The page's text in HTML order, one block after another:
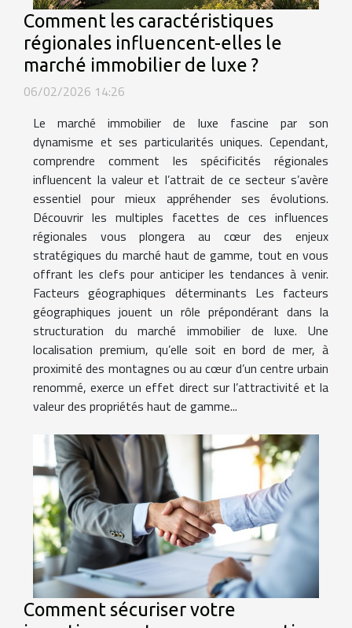
Comment les caractéristiques
régionales influencent-elles le
marché immobilier de luxe ?
06/02/2026 14:26
Le marché immobilier de luxe fascine par son
dynamisme et ses particularités uniques. Cependant,
comprendre comment les spécificités régionales
influencent la valeur et l’attrait de ce secteur s’avère
essentiel pour mieux appréhender ses évolutions.
Découvrir les multiples facettes de ces influences
régionales vous plongera au cœur des enjeux
stratégiques du marché haut de gamme, tout en vous
offrant les clefs pour anticiper les tendances à venir.
Facteurs géographiques déterminants Les facteurs
géographiques jouent un rôle prépondérant dans la
structuration du marché immobilier de luxe. Une
localisation premium, qu’elle soit en bord de mer, à
proximité des montagnes ou au cœur d’un centre urbain
renommé, exerce un effet direct sur l’attractivité et la
valeur des propriétés haut de gamme...
Comment sécuriser votre